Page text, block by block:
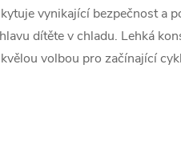
vynikající bezpečnost
dítěte v chladu. Lehká
volbou pro začínající